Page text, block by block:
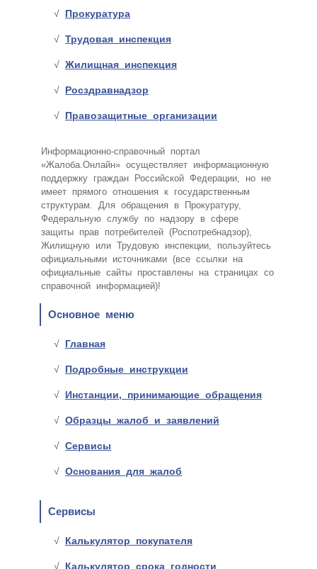
Прокуратура
Трудовая инспекция
Жилищная инспекция
Росздравнадзор
Правозащитные организации
Информационно-справочный портал
«Жалоба.Онлайн» осуществляет информационную
поддержку граждан Российской Федерации, но не
имеет прямого отношения к государственным
структурам. Для обращения в Прокуратуру,
Федеральную службу по надзору в сфере
защиты прав потребителей (Роспотребнадзор),
Жилищную или Трудовую инспекции, пользуйтесь
официальными источниками (все ссылки на
официальные сайты проставлены на страницах со
справочной информацией)!
Основное меню
Главная
Подробные инструкции
Инстанции, принимающие обращения
Образцы жалоб и заявлений
Сервисы
Основания для жалоб
Сервисы
Калькулятор покупателя
Калькулятор срока годности